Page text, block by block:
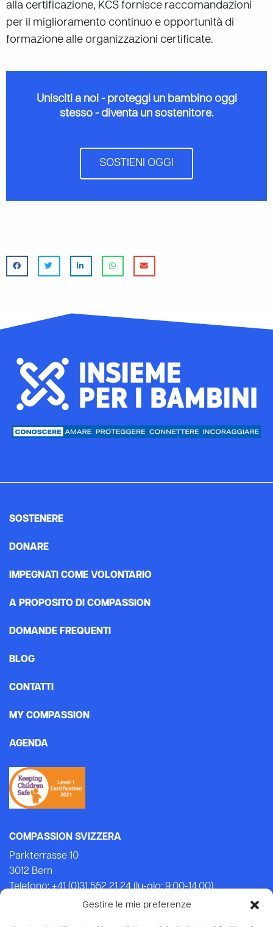
Gestire le mie preferenze
alla certificazione, KCS fornisce raccomandazioni
per il miglioramento continuo e opportunità di
formazione alle organizzazioni certificate.
Unisciti a noi - proteggi un bambino oggi
stesso - diventa un sostenitore.
SOSTIENI OGGI
SOSTENERE
DONARE
IMPEGNATI COME VOLONTARIO
A PROPOSITO DI COMPASSION
DOMANDE FREQUENTI
BLOG
CONTATTI
MY COMPASSION
AGENDA
COMPASSION SVIZZERA
Parkterrasse 10
3012 Bern
Telefono: +41 (0)31 552 21 24 (lu-gio: 9.00-14.00)
info@compassion.ch